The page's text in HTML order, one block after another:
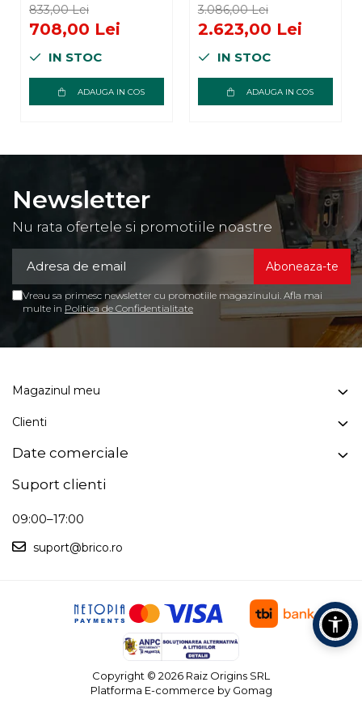
R553FY005, 5
circuite, cu
debitmetre,
pentru incalzire in
pardoseala, 75 mp
833,00 Lei
708,00 Lei
IN STOC
ADAUGA IN COS
R557FY012, 12
circuite, suprafata
acoperita 180 mp,
colector, incalzire
in pardoseala,
reglare
termostatica
3.086,00 Lei
2.623,00 Lei
IN STOC
ADAUGA IN COS
Newsletter
Nu rata ofertele si promotiile noastre
Vreau sa primesc newsletter cu promotiile magazinului. Afla mai
multe in Politica de Confidentialitate
Magazinul meu
Clienti
Date comerciale
Suport clienti
09:00–17:00
suport@brico.ro
Copyright © 2026 Raiz Origins SRL
Platforma E-commerce by Gomag